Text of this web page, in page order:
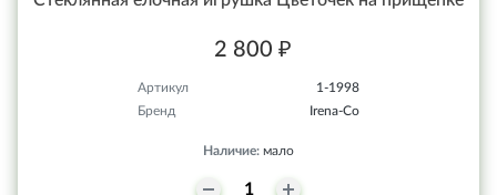
2 800 ₽
Артикул
1-1998
Бренд
Irena-Co
Наличие: мало